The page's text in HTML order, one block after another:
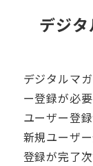
デジ
デジタルマ
ー登録が必
ユーザー登
新規ユーザ
登録が完了